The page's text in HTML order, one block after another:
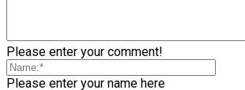
Please enter your comment!
Please enter your name here